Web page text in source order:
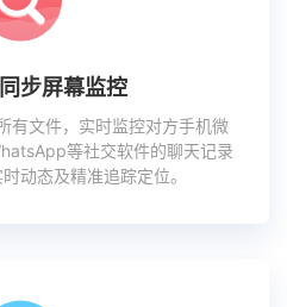
步屏幕监控
有文件，实时监控对方手机微
等社交软件的聊天记录
动态及精准追踪定位。